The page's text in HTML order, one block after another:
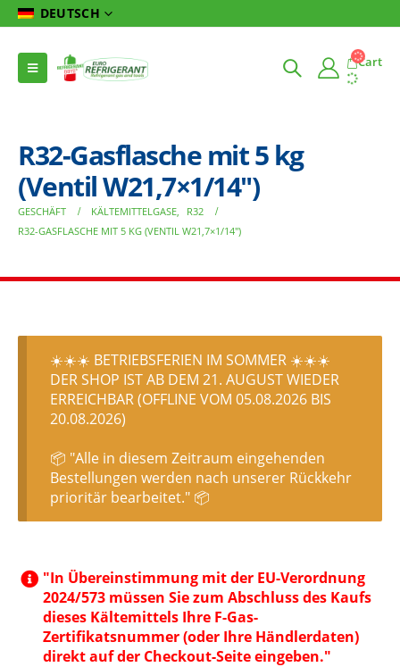
DEUTSCH
Cart
R32-Gasflasche mit 5 kg
(Ventil W21,7×1/14″)
GESCHÄFT KÄLTEMITTELGASE,
R32
R32-GASFLASCHE MIT 5 KG (VENTIL W21,7×1/14″)
☀️☀️☀️ BETRIEBSFERIEN IM SOMMER ☀️☀️☀️
DER SHOP IST AB DEM 21. AUGUST WIEDER
ERREICHBAR (OFFLINE VOM 05.08.2026 BIS
20.08.2026)
📦 "Alle in diesem Zeitraum eingehenden
Bestellungen werden nach unserer Rückkehr
prioritär bearbeitet." 📦
"In Übereinstimmung mit der EU-Verordnung
2024/573 müssen Sie zum Abschluss des Kaufs
dieses Kältemittels Ihre F-Gas-
Zertifikatsnummer (oder Ihre Händlerdaten)
direkt auf der Checkout-Seite eingeben."